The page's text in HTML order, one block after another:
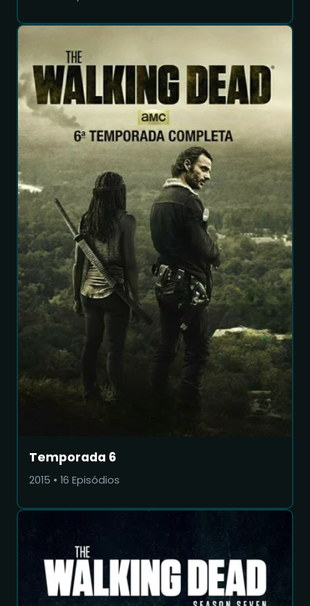
Temporada 6
2015 • 16 Episódios